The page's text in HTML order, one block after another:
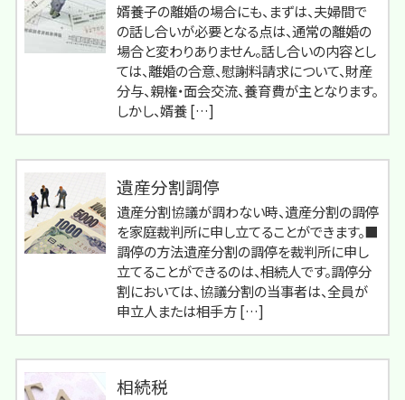
婿養子の離婚の場合にも、まずは、夫婦間で
の話し合いが必要となる点は、通常の離婚の
場合と変わりありません。話し合いの内容とし
ては、離婚の合意、慰謝料請求について、財産
分与、親権・面会交流、養育費が主となります。
しかし、婿養 […]
遺産分割調停
遺産分割協議が調わない時、遺産分割の調停
を家庭裁判所に申し立てることができます。■
調停の方法遺産分割の調停を裁判所に申し
立てることができるのは、相続人です。調停分
割においては、協議分割の当事者は、全員が
申立人または相手方 […]
相続税